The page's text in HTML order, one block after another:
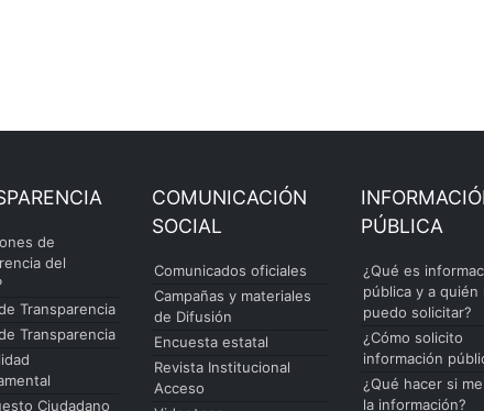
de
del
Transparencia
Transparencia
Ciudadano
COMUNICACIÓN
SOCIAL
Comunicados oficiales
Campañas y materiales
de Difusión
Encuesta estatal
Revista Institucional
Acceso
PÚBLICA
¿Qué es
pública y a quién
puedo solicitar?
¿Cómo solicito
información
¿Qué hacer si
la información?